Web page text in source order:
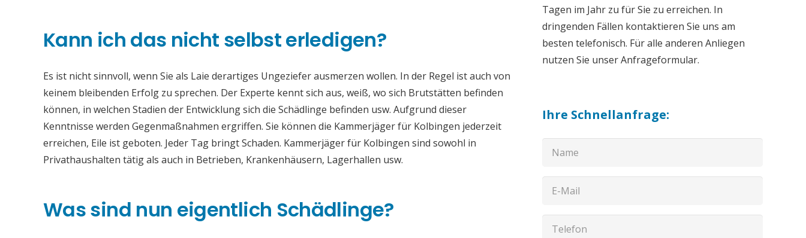
Kann ich das nicht selbst erledigen?
Es ist nicht sinnvoll, wenn Sie als Laie derartiges Ungeziefer ausmerzen wollen. In der Regel ist auch von
keinem bleibenden Erfolg zu sprechen. Der Experte kennt sich aus, weiß, wo sich Brutstätten befinden
können, in welchen Stadien der Entwicklung sich die Schädlinge befinden usw. Aufgrund dieser
Kenntnisse werden Gegenmaßnahmen ergriffen. Sie können die Kammerjäger für Kolbingen jederzeit
erreichen, Eile ist geboten. Jeder Tag bringt Schaden. Kammerjäger für Kolbingen sind sowohl in
Privathaushalten tätig als auch in Betrieben, Krankenhäusern, Lagerhallen usw.
Was sind nun eigentlich Schädlinge?
Tagen im Jahr zu für Sie zu erreichen. In
dringenden Fällen kontaktieren Sie uns am
besten telefonisch. Für alle anderen Anliegen
nutzen Sie unser Anfrageformular.
Ihre Schnellanfrage: